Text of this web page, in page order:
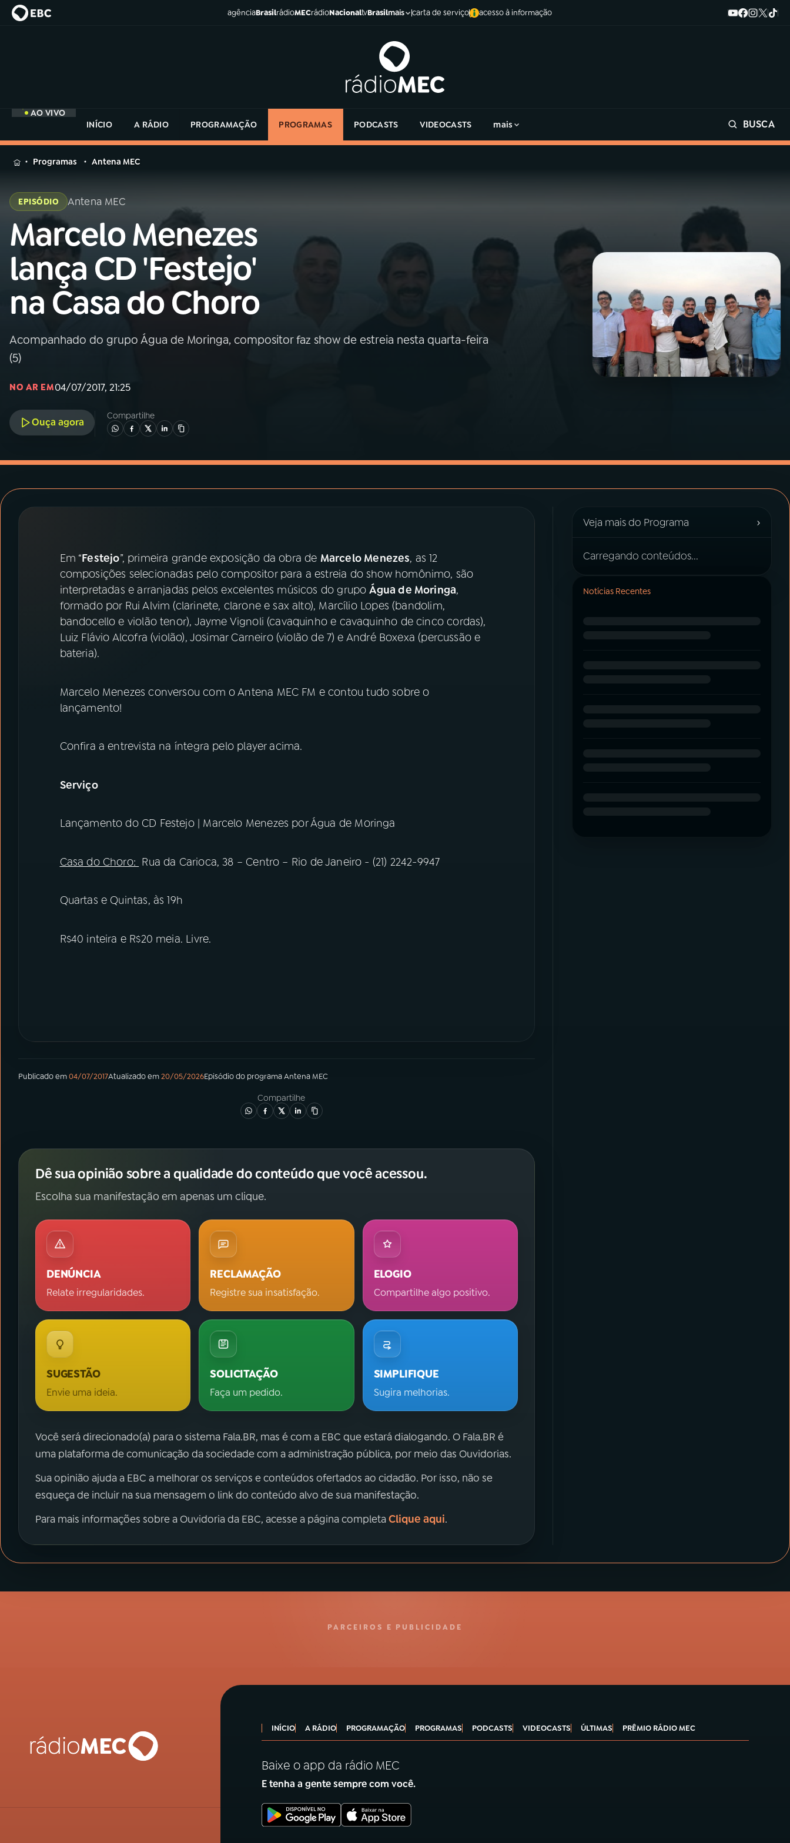
agênciaBrasilrádioMECrádioNacionaltvBrasilmais carta de serviço acesso à informação
AO VIVO
INÍCIO
A RÁDIO PROGRAMAÇÃO PROGRAMAS PODCASTS VIDEOCASTS mais BUSCA
MENU
Buscar
na
Rádio
MEC
Buscar
AO VIVO
01 INÍCIO
A RÁDIO
04PROGRAMAS
06VIDEOCASTS
PRÊMIO RÁDIO MEC
ACOMPANHE A RÁDIO MEC
YouTube Facebook
na
Rádio
MEC
Programas Antena MEC
EPISÓDIO Antena MEC
Marcelo Menezes
lança CD 'Festejo'
na Casa do Choro
Acompanhado do grupo Água de Moringa, compositor faz show de estreia nesta quarta-feira
(5)
NO AR EM04/07/2017, 21:25
Ouça agora
Compartilhe
Em “Festejo”, primeira grande exposição da obra de Marcelo Menezes, as 12
composições selecionadas pelo compositor para a estreia do show homônimo, são
interpretadas e arranjadas pelos excelentes músicos do grupoÁgua de Moringa,
formado por Rui Alvim (clarinete, clarone e sax alto), Marcílio Lopes (bandolim,
bandocello e violão tenor), Jayme Vignoli (cavaquinho e cavaquinho de cinco cordas),
Luiz Flávio Alcofra (violão), Josimar Carneiro (violão de 7) e André Boxexa (percussão e
bateria).
Marcelo Menezes conversou com o Antena MEC FM e contou tudo sobre o
lançamento!
Confira a entrevista na íntegra pelo player acima.
Serviço
Lançamento do CD Festejo | Marcelo Menezes por Água de Moringa
Casa do Choro: Rua da Carioca, 38 – Centro – Rio de Janeiro - (21) 2242-9947
Quartas e Quintas, às 19h
R$40 inteira e R$20 meia. Livre.
Publicado em04/07/2017Atualizado em20/05/2026Episódiodo programaAntena MEC
Compartilhe
Dê sua opinião sobre a qualidade do conteúdo que você acessou.
Escolha sua manifestação em apenas um clique.
DENÚNCIA
Relate irregularidades.
RECLAMAÇÃO
Registre sua insatisfação.
ELOGIO
Compartilhe algo positivo.
SUGESTÃO
Envie uma ideia.
SOLICITAÇÃO
Faça um pedido.
SIMPLIFIQUE
Sugira melhorias.
Você será direcionado(a) para o sistema Fala.BR, mas é com a EBC que estará dialogando. O Fala.BR é
uma plataforma de comunicação da sociedade com a administração pública, por meio das Ouvidorias.
Sua opinião ajuda a EBC a melhorar os serviços e conteúdos ofertados ao cidadão. Por isso, não se
esqueça de incluir na sua mensagem o link do conteúdo alvo de sua manifestação.
Para mais informações sobre a Ouvidoria da EBC, acesse a página completaClique aqui.
Veja mais do Programa ›
Carregando conteúdos...
Notícias Recentes
PARCEIROS E PUBLICIDADE
INÍCIO A RÁDIO PROGRAMAÇÃO PROGRAMAS PODCASTS VIDEOCASTS ÚLTIMAS PRÊMIO RÁDIO MEC
Baixe o app da rádio MEC
E tenha a gente sempre com você.